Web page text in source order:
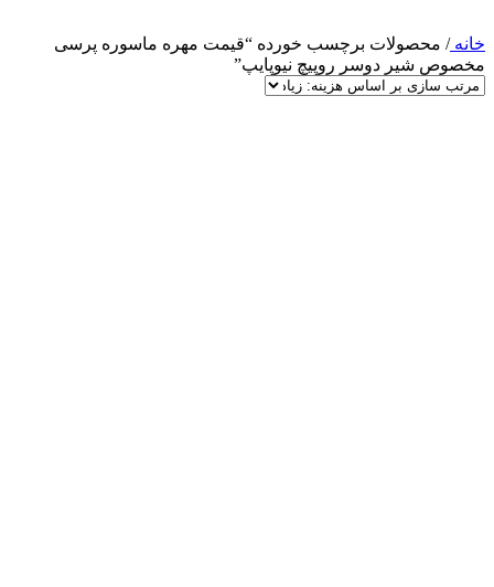
خانه/ محصولات برچسب خورده “قیمت مهره ماسوره پرسی
مخصوص شیر دوسر روپیچ نیوپایپ”